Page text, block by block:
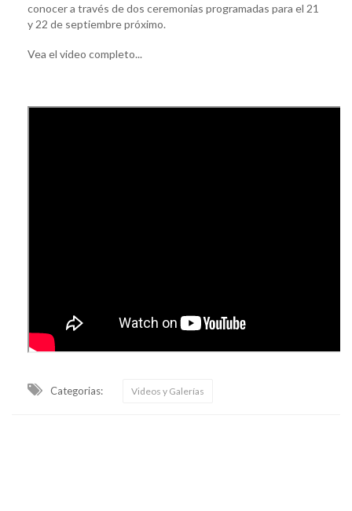
conocer a través de dos ceremonias programadas para el 21
y 22 de septiembre próximo.
Vea el video completo...
Categorias: Videos y Galerías